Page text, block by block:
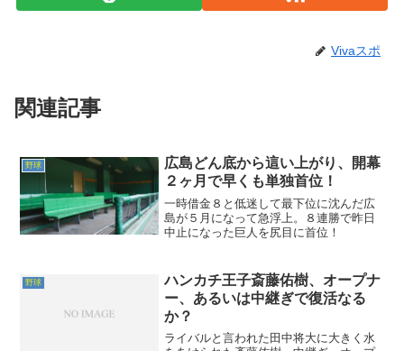
Vivaスポ
関連記事
野球
広島どん底から這い上がり、開幕
２ヶ月で早くも単独首位！
一時借金８と低迷して最下位に沈んだ広
島が５月になって急浮上。８連勝で昨日
中止になった巨人を尻目に首位！
野球
ハンカチ王子斎藤佑樹、オープナ
ー、あるいは中継ぎで復活なる
か？
ライバルと言われた田中将大に大きく水